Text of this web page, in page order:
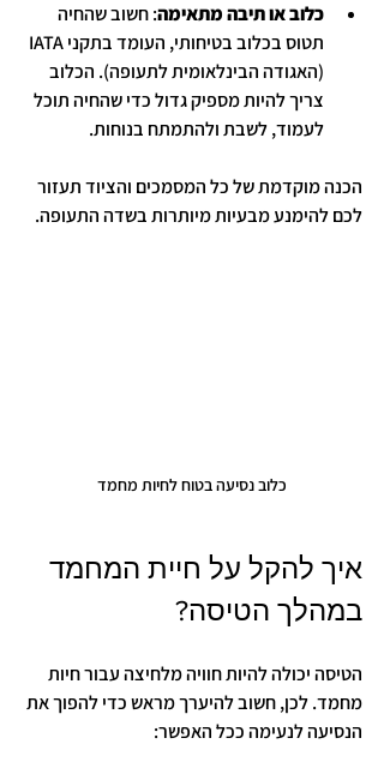
כלוב או תיבה מתאימה: חשוב שהחיה
(האגודה הבינלאומית לתעופה). הכלוב
צריך להיות מספיק גדול כדי שהחיה תוכל
לעמוד, לשבת ולהתמתח בנוחות.
הכנה מוקדמת של כל המסמכים והציוד תעזור
לכם להימנע מבעיות מיותרות בשדה התעופה.
כלוב נסיעה בטוח לחיות מחמד
איך להקל על חיית המחמד
במהלך הטיסה?
הטיסה יכולה להיות חוויה מלחיצה עבור חיות
מחמד. לכן, חשוב להיערך מראש כדי להפוך את
הנסיעה לנעימה ככל האפשר: